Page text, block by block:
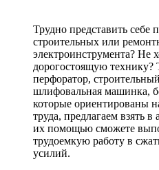
Трудно представить себе
строительных или
электроинструмента? Не
дорогостоящую технику?
перфоратор,
шлифовальная машинка,
которые ориентированы
труда, предлагаем взять
их помощью сможете
трудоемкую работу в
усилий.